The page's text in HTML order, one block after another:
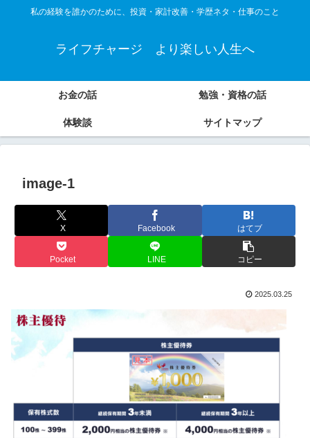
私の経験を誰かのために、投資・家計改善・学歴ネタ・仕事のこと
ライフチャージ より楽しい人生へ
お金の話 勉強・資格の話
体験談 サイトマップ
image-1
X Facebook はてブ
Pocket LINE コピー
2025.03.25